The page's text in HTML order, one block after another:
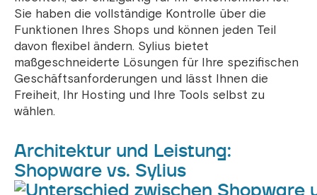
Sie haben die vollständige Kontrolle über die
Funktionen Ihres Shops und können jeden Teil
davon flexibel ändern. Sylius bietet
maßgeschneiderte Lösungen für Ihre spezifischen
Geschäftsanforderungen und lässt Ihnen die
Freiheit, Ihr Hosting und Ihre Tools selbst zu
wählen.
Architektur und Leistung:
Shopware vs. Sylius